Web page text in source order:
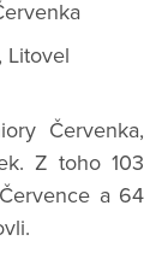
Litovel
Červenka,
Z toho 103
a 64